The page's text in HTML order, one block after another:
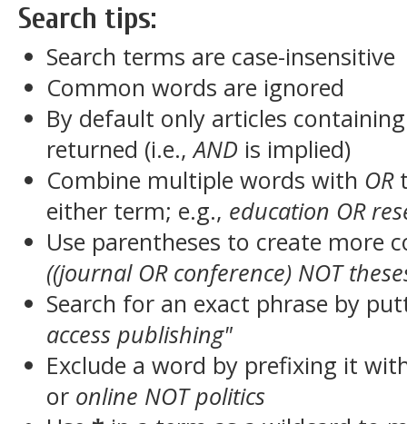
Search tips:
Search terms are case-insensitive
Common words are ignored
By default only articles
returned (i.e.,AND is implied)
Combine multiple words with OR
either term; e.g., education OR
Use parentheses to create more
((journal OR conference) NOT
Search for an exact phrase by
access publishing"
Exclude a word by prefixing it
or online NOT politics